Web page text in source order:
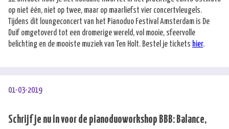
op niet één, niet op twee, maar op maarliefst vier concertvleugels.
Tijdens dit loungeconcert van het Pianoduo Festival Amsterdam is De
Duif omgetoverd tot een dromerige wereld, vol mooie, sfeervolle
belichting en de mooiste muziek van Ten Holt. Bestel je tickets hier.
01-03-2019
Schrijf je nu in voor de pianoduoworkshop BBB: Balance,